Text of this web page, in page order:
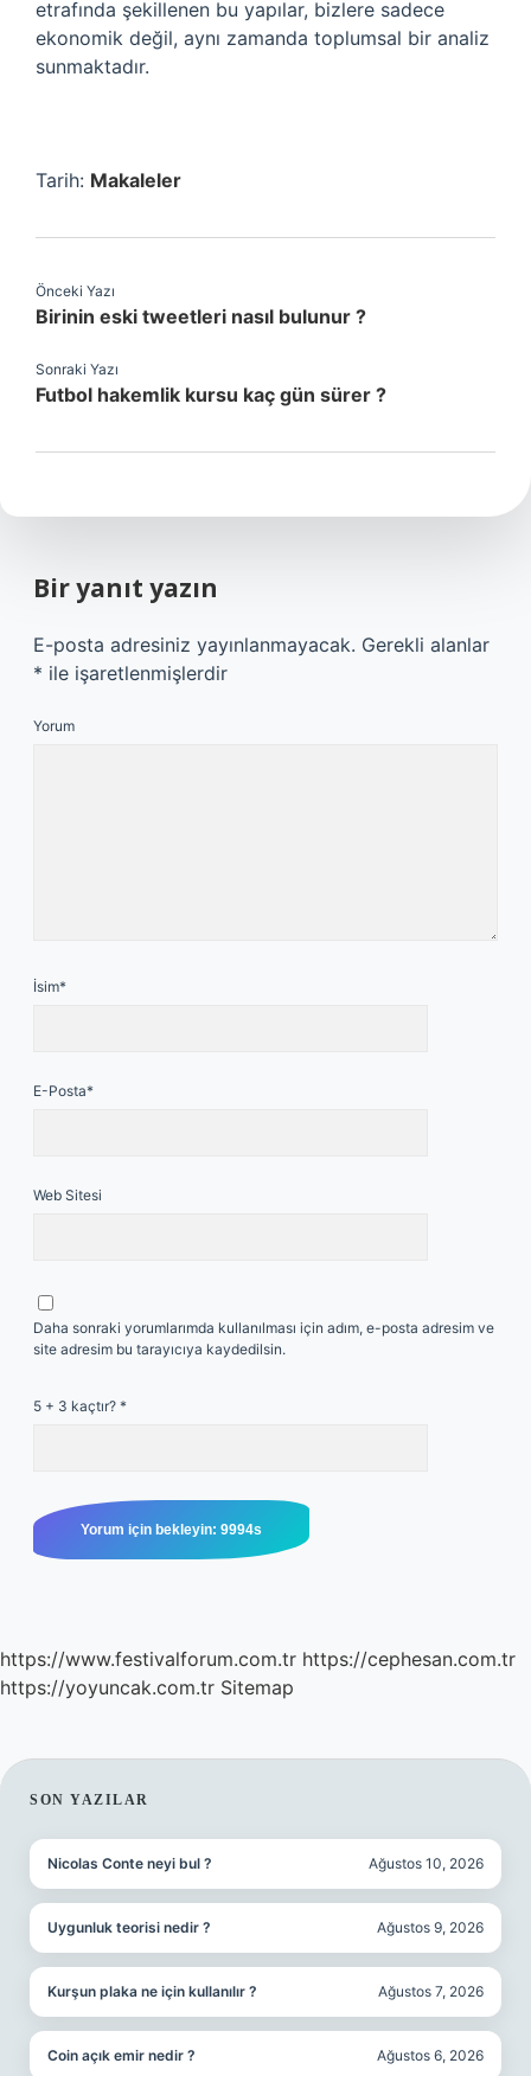
etrafında şekillenen bu yapılar, bizlere sadece
ekonomik değil, aynı zamanda toplumsal bir analiz
sunmaktadır.
Tarih: Makaleler
Önceki Yazı
Birinin eski tweetleri nasıl bulunur ?
Sonraki Yazı
Futbol hakemlik kursu kaç gün sürer ?
Bir yanıt yazın
E-posta adresiniz yayınlanmayacak. Gerekli alanlar
* ile işaretlenmişlerdir
Yorum
İsim*
E-Posta*
Web Sitesi
Daha sonraki yorumlarımda kullanılması için adım, e-posta adresim ve
site adresim bu tarayıcıya kaydedilsin.
5 + 3 kaçtır? *
https://www.festivalforum.com.tr https://cephesan.com.tr
https://yoyuncak.com.tr Sitemap
SIDEBAR
SON YAZILAR
Nicolas Conte neyi bul ? Ağustos 10, 2026
Uygunluk teorisi nedir ? Ağustos 9, 2026
Kurşun plaka ne için kullanılır ? Ağustos 7, 2026
Coin açık emir nedir ? Ağustos 6, 2026